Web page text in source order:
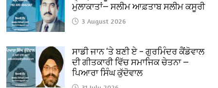
ਮੁਲਾਕਾਤਾਂ— ਸਲੀਮ ਆਫ਼ਤਾਬ ਸਲੀਮ ਕਸੂਰੀ
3 August 2026
ਸਾਡੀ ਜਾਨ ‘ਤੇ ਬਣੀ ਏ – ਗੁਰਮਿੰਦਰ ਕੈਂਡੋਵਾਲ
ਦੀ ਗੀਤਕਾਰੀ ਵਿੱਚ ਸਮਾਜਿਕ ਚੇਤਨਾ —
ਪਿਆਰਾ ਸਿੰਘ ਕੁੱਦੋਵਾਲ